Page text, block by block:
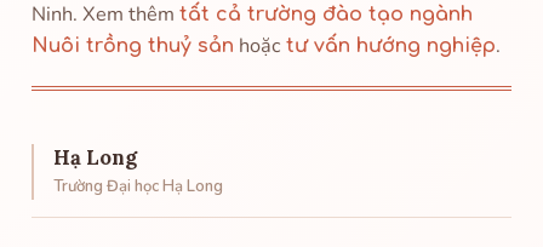
Ninh. Xem thêm tất cả trường đào tạo ngành
Nuôi trồng thuỷ sản hoặc tư vấn hướng nghiệp.
Hạ Long
Trường Đại học Hạ Long